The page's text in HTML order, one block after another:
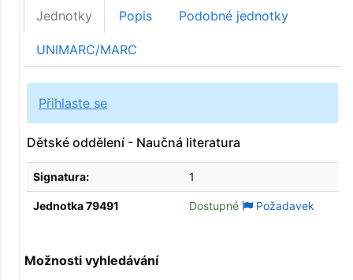
Jednotky Popis Podobné jednotky
UNIMARC/MARC
Přihlaste se
Dětské oddělení - Naučná literatura
Signatura: 1
Jednotka 79491 Dostupné Požadavek
Možnosti vyhledávání